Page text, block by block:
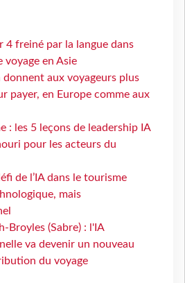
4 freiné par la langue dans
voyage en Asie
donnent aux voyageurs plus
payer, en Europe comme aux
: les 5 leçons de leadership IA
pour les acteurs du
de l’IA dans le tourisme
mais
Broyles (Sabre) : l'IA
va devenir un nouveau
du voyage